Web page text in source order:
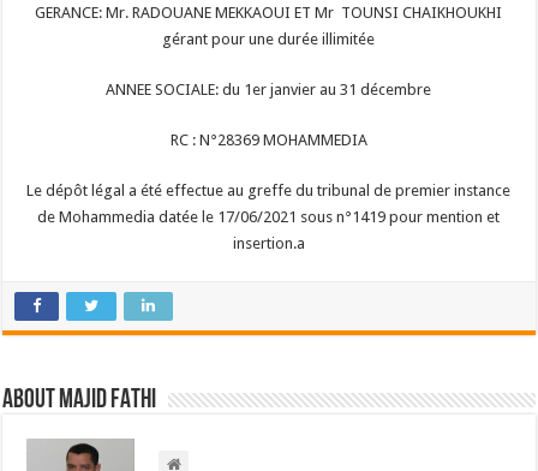
GERANCE: Mr. RADOUANE MEKKAOUI ET Mr TOUNSI CHAIKHOUKHI
gérant pour une durée illimitée
ANNEE SOCIALE: du 1er janvier au 31 décembre
RC : N°28369 MOHAMMEDIA
Le dépôt légal a été effectue au greffe du tribunal de premier instance
de Mohammedia datée le 17/06/2021 sous n°1419 pour mention et
insertion.a
About Majid FATHI